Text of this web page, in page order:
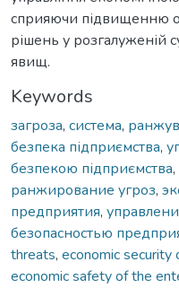
сприяючи підвищенню
рішень у розгалуженій
явищ.
Keywords
загроза, система,
безпека підприємства,
безпекою підприємства,
ранжирование угроз,
предприятия,
безопасностью
threats, economic
economic safety of the